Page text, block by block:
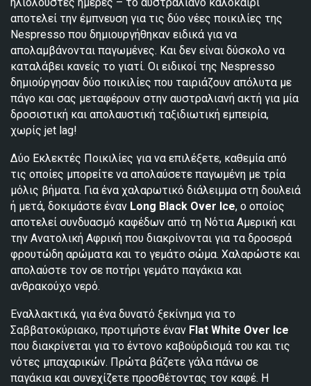
αποτελεί την έμπνευση για τις δύο νέες ποικιλίες της
Nespresso που δημιουργήθηκαν ειδικά για να
απολαμβάνονται παγωμένες. Και δεν είναι δύσκολο να
καταλάβει κανείς το γιατί. Οι ειδικοί της Nespresso
δημιούργησαν δύο ποικιλίες που ταιριάζουν απόλυτα με
πάγο και σας μεταφέρουν στην αυστραλιανή ακτή για μία
δροσιστική και απολαυστική ταξιδιωτική εμπειρία,
χωρίς jet lag!
Δύο Εκλεκτές Ποικιλίες για να επιλέξετε, καθεμία από
τις οποίες μπορείτε να απολαύσετε παγωμένη με τρία
μόλις βήματα. Για ένα χαλαρωτικό διάλειμμα στη δουλειά
ή μετά, δοκιμάστε έναν Long Black Over Ice, ο οποίος
αποτελεί συνδυασμό καφέδων από τη Νότια Αμερική και
την Ανατολική Αφρική που διακρίνονται για τα δροσερά
φρουτώδη αρώματα και το γεμάτο σώμα. Χαλαρώστε και
απολαύστε τον σε ποτήρι γεμάτο παγάκια και
ανθρακούχο νερό.
Εναλλακτικά, για ένα δυνατό ξεκίνημα για το
Σαββατοκύριακο, προτιμήστε έναν Flat White Over Ice
που διακρίνεται για το έντονο καβούρδισμά του και τις
νότες μπαχαρικών. Πρώτα βάζετε γάλα πάνω σε
παγάκια και συνεχίζετε προσθέτοντας τον καφέ. Η